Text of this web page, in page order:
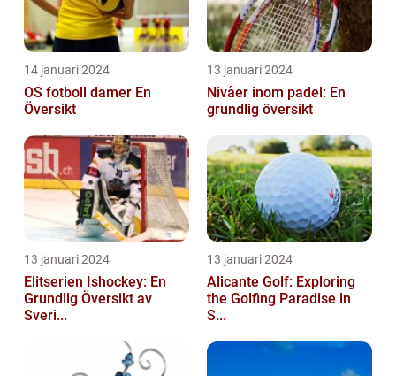
14 januari 2024
OS fotboll damer En
Översikt
13 januari 2024
Nivåer inom padel: En
grundlig översikt
13 januari 2024
Elitserien Ishockey: En
Grundlig Översikt av
Sveri...
13 januari 2024
Alicante Golf: Exploring
the Golfing Paradise in
S...